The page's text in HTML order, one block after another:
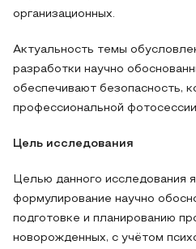
организационных.
Актуальность темы
разработки научно
обеспечивают безопасность,
профессиональной
Цель исследования
Целью данного исследования
формулирование научно
подготовке и планированию
новорожденных, с учётом